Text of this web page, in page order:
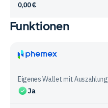
0,00 €
Vergleichstabelle
Ein-
bei
den
Funktionen
Eigenes Wallet mit Auszahlung
Ja